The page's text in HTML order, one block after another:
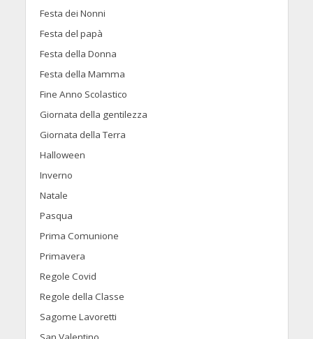
Festa dei Nonni
Festa del papà
Festa della Donna
Festa della Mamma
Fine Anno Scolastico
Giornata della gentilezza
Giornata della Terra
Halloween
Inverno
Natale
Pasqua
Prima Comunione
Primavera
Regole Covid
Regole della Classe
Sagome Lavoretti